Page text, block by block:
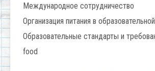
Международное сотрудничество
Организация питания в
Образовательные стандарты и
food